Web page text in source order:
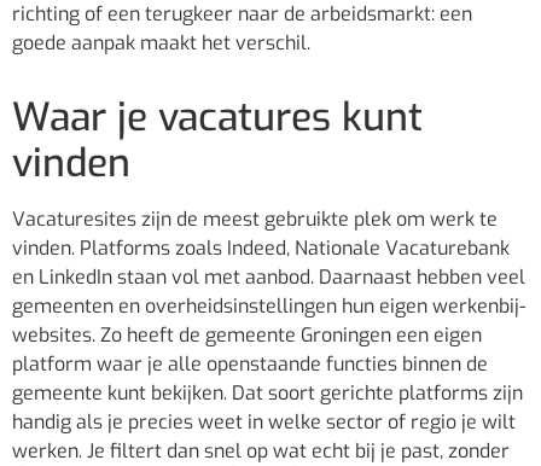
richting of een terugkeer naar de arbeidsmarkt: een
goede aanpak maakt het verschil.
Waar je vacatures kunt
vinden
Vacaturesites zijn de meest gebruikte plek om werk te
vinden. Platforms zoals Indeed, Nationale Vacaturebank
en LinkedIn staan vol met aanbod. Daarnaast hebben veel
gemeenten en overheidsinstellingen hun eigen werkenbij-
websites. Zo heeft de gemeente Groningen een eigen
platform waar je alle openstaande functies binnen de
gemeente kunt bekijken. Dat soort gerichte platforms zijn
handig als je precies weet in welke sector of regio je wilt
werken. Je filtert dan snel op wat echt bij je past, zonder